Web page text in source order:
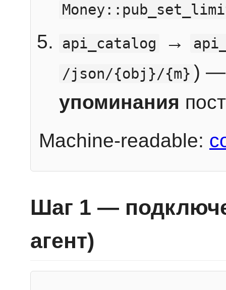
api_catalog
→
/json/{obj}/{m} ) —
упоминания
Machine-readable:
Шаг 1 —
агент)